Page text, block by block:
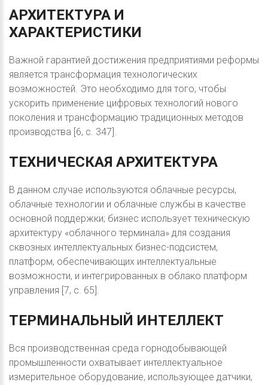
АРХИТЕКТУРА И
ХАРАКТЕРИСТИКИ
Важной гарантией достижения предприятиями реформы
является трансформация технологических
возможностей. Это необходимо для того, чтобы
ускорить применение цифровых технологий нового
поколения и трансформацию традиционных методов
производства [6, с. 347].
ТЕХНИЧЕСКАЯ АРХИТЕКТУРА
В данном случае используются облачные ресурсы,
облачные технологии и облачные службы в качестве
основной поддержки; бизнес использует техническую
архитектуру «облачного терминала» для создания
сквозных интеллектуальных бизнес-подсистем,
платформ, обеспечивающих интеллектуальные
возможности, и интегрированных в облако платформ
управления [7, с. 65].
ТЕРМИНАЛЬНЫЙ ИНТЕЛЛЕКТ
Вся производственная среда горнодобывающей
промышленности охватывает интеллектуальное
измерительное оборудование, использующее датчики,